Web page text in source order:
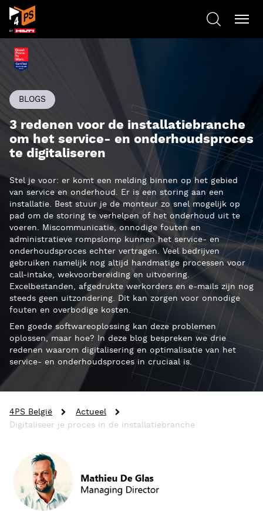
BLOGS
3 redenen voor de installatiebranche
om het service- en onderhoudsproces
te digitaliseren
Stel je voor: er komt een melding binnen op het gebied
van service en onderhoud. Er is een storing aan een
installatie. Best stuur je de monteur zo snel mogelijk op
pad om de storing te verhelpen of het onderhoud uit te
voeren. Miscommunicatie, onnodige fouten en
administratieve rompslomp kunnen het service- en
onderhoudsproces echter vertragen. Veel bedrijven
gebruiken namelijk nog altijd handmatige processen voor
call-intake, wekvoorbereiding en uitvoering.
Excelbestanden, afgedrukte werkorders en e-mails zijn nog
steeds geen uitzondering. Dit kan zorgen voor onnodige
fouten en overbodige kosten.
Een goede softwareoplossing kan deze problemen
oplossen, maar hoe? In deze blog bespreken we drie
redenen waarom digitalisering en optimalisatie van het
service- en onderhoudsproces in cruciaal is.
4PS België
Actueel
Digitaliseer je proces in de installatiebranche